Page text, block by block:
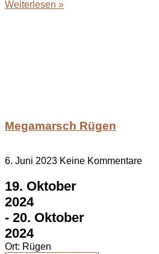
Weiterlesen »
Megamarsch Rügen
6. Juni 2023 Keine Kommentare
19. Oktober
2024
- 20. Oktober
2024
Ort: Rügen